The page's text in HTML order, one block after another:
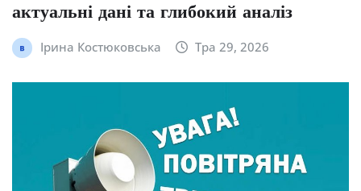
актуальні дані та глибокий аналіз
Ірина Костюковська Тра 29, 2026